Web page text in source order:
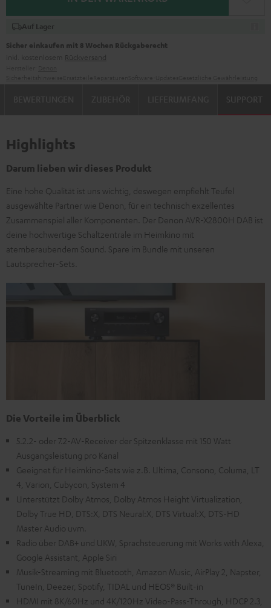
Auf Lager
Sicher einkaufen mit 8 Wochen Rückgaberecht
inkl. kostenlosem Rückversand
SUPPORT
Highlights
Darum lieben wir dieses Produkt
Eine hohe Qualität ist uns wichtig, deswegen empfiehlt Teufel
ausgewählte Partner wie Denon, für ein technisch exzellentes
Zusammenspiel aller Komponenten. Der Denon AVR-X2800H DAB ist
deine hochwertige Schaltzentrale im Heimkino mit
atemberaubendem Sound. Spare im Bundle mit unseren
Lautsprecher-Sets.
Die Vorteile im Überblick
5.2.2- oder 7.2-AV-Receiver der Spitzenklasse mit 150 Watt
Ausgangsleistung pro Kanal
Geeignet für Heimkino-Sets wie z.B. Ultima, Consono, Columa, LT
4, Varion, Cubycon, System 4
Unterstützt Dolby Atmos, Dolby Atmos Height Virtualization,
Dolby True HD, DTS:X, DTS Neural:X, DTS Virtual:X, DTS-HD
Master Audio uvm.
Radio über DAB+ und UKW, Sprachsteuerung mit Works with Alexa,
Google Assistant, Apple Siri
Musik-Streaming mit Bluetooth, Amazon Music, AirPlay 2, Napster,
TuneIn, Deezer, Spotify, TIDAL und HEOS® Built-in
HDMI mit 8K/60Hz und 4K/120Hz Video-Pass-Through, HDCP 2.3,